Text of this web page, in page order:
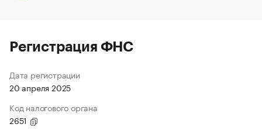
Регистрация ФНС
Дата регистрации
20 апреля 2025
Код налогового органа
2651